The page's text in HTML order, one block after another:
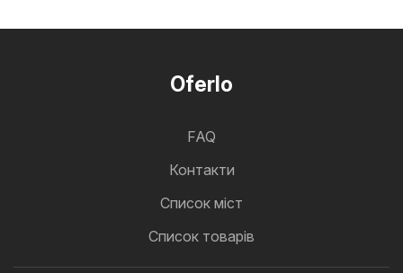
Oferlo
FAQ
Контакти
Cписок міст
Список товарів